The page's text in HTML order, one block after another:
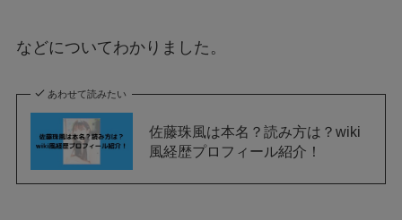
などについてわかりました。
あわせて読みたい
佐藤珠風は本名？読み方は？wiki
風経歴プロフィール紹介！